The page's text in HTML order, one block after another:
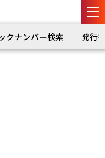
クナンバー検索 発行